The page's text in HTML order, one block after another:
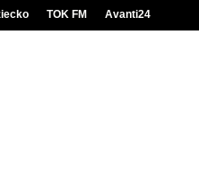
TOK FM Avanti24